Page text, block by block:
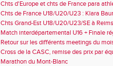
Chts d'Europe et chts de France para
champion d'Europe et multiples
Chts de France U18/U20/U23 : Klara
10e
Chts Grand-Est U18/U20/U23/SE à
Match interdépartemental U16 + Finale
Obernai
Retour sur les différents meetings du
Cross de la CASC, remise des prix par
collèges
Marathon du Mont-Blanc